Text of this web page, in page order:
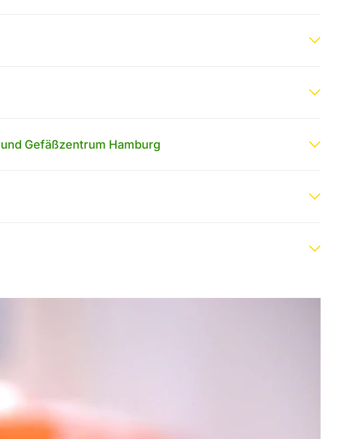
Gefäßzentrum Hamburg